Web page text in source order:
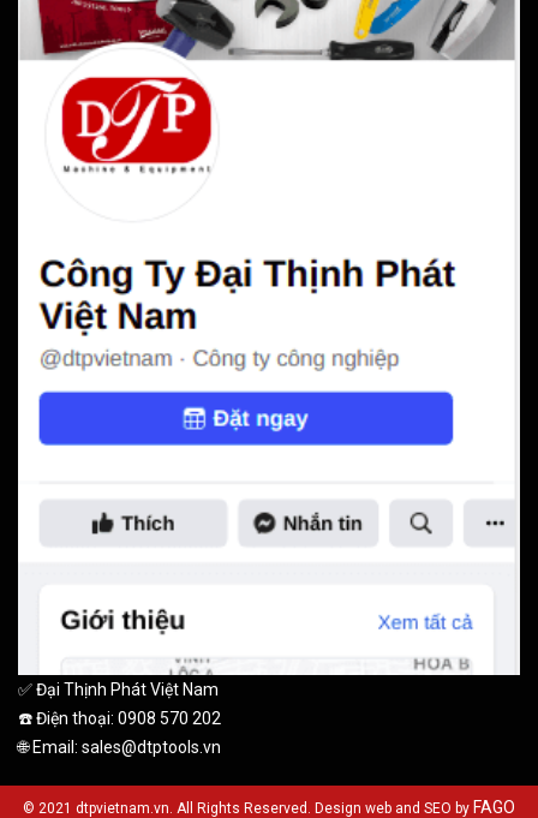
✅ Đại Thịnh Phát Việt Nam
☎️ Điện thoại: 0908 570 202
🌐 Email: sales@dtptools.vn
© 2021 dtpvietnam.vn. All Rights Reserved. Design web and SEO by FAGO